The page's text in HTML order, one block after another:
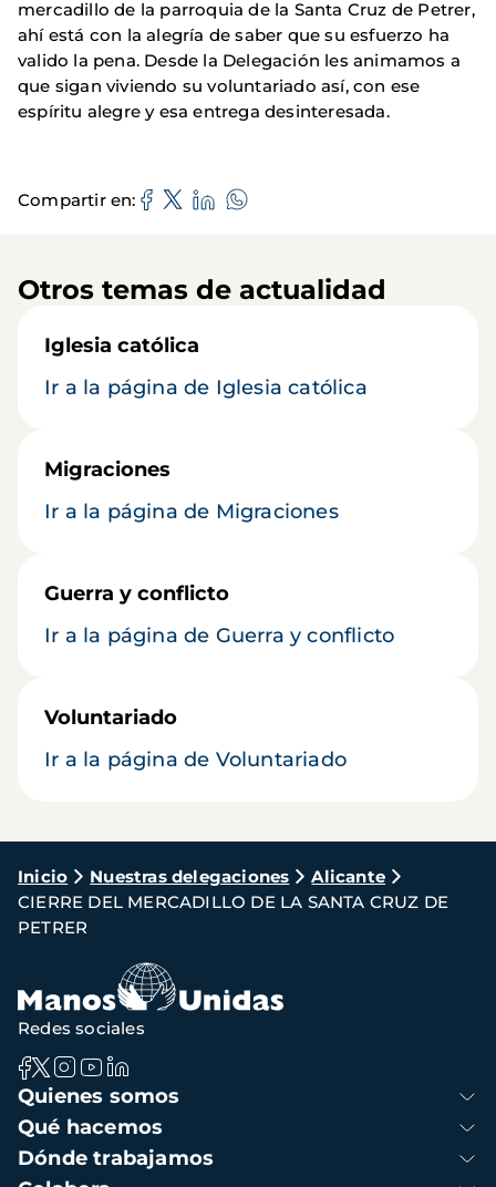
mercadillo de la parroquia de la Santa Cruz de Petrer,
ahí está con la alegría de saber que su esfuerzo ha
valido la pena. Desde la Delegación les animamos a
que sigan viviendo su voluntariado así, con ese
espíritu alegre y esa entrega desinteresada.
Compartir en
Otros temas de actualidad
Iglesia católica
Ir a la página de Iglesia católica
Migraciones
Ir a la página de Migraciones
Guerra y conflicto
Ir a la página de Guerra y conflicto
Voluntariado
Ir a la página de Voluntariado
Ruta
de
navegación
Inicio Nuestras delegaciones
Alicante
CIERRE DEL MERCADILLO DE LA SANTA CRUZ DE
PETRER
Navegación
principal
Quienes somos
Qué hacemos
Dónde trabajamos
Redes sociales